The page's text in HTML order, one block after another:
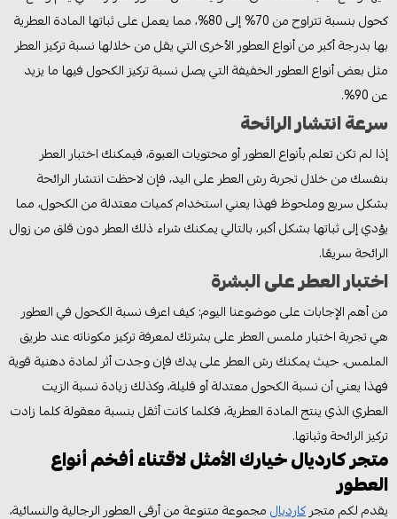
كحول بنسبة تتراوح من 70% إلى 80%، مما يعمل على ثباتها المادة العطرية
بها بدرجة أكبر من أنواع العطور الأخرى التي يقل من خلالها نسبة تركيز العطر
مثل بعض أنواع العطور الخفيفة التي يصل نسبة تركيز الكحول فيها ما يزيد
عن 90%.
سرعة انتشار الرائحة
إذا لم تكن تعلم بأنواع العطور أو محتويات العبوة، فيمكنك اختبار العطر
بنفسك من خلال تجربة رش العطر على اليد، فإن لاحظت انتشار الرائحة
بشكل سريع وملحوظ فهذا يعني استخدام كميات معتدلة من الكحول، مما
يؤدي إلى ثباتها بشكل أكبر، بالتالي يمكنك شراء ذلك العطر دون قلق من زوال
الرائحة سريعًا.
اختبار العطر على البشرة
من أهم الإجابات على موضوعنا اليوم: كيف اعرف نسبة الكحول في العطور
هي تجربة اختبار ملمس العطر على بشرتك لمعرفة تركيز مكوناته عند طريق
الملمس، حيث يمكنك رش العطر على يدك فإن وجدت أثر لمادة دهنية قوية
فهذا يعني أن نسبة الكحول معتدلة أو قليلة، وكذلك زيادة نسبة الزيت
العطري الذي ينتج المادة العطرية، فكلما كانت أثقل بنسبة معقولة كلما زادت
تركيز الرائحة وثباتها.
متجر كارديال خيارك الأمثل لاقتناء أفخم أنواع
العطور
يقدم لكم متجركارديالمجموعة متنوعة من أرقى العطور الرجالية والنسائية،